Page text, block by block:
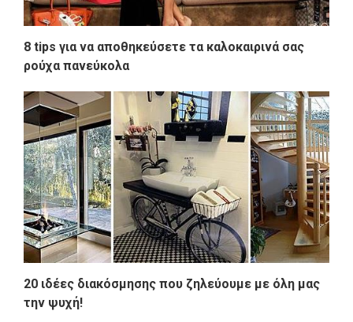
8 tips για να αποθηκεύσετε τα καλοκαιρινά σας
ρούχα πανεύκολα
20 ιδέες διακόσμησης που ζηλεύουμε με όλη μας
την ψυχή!